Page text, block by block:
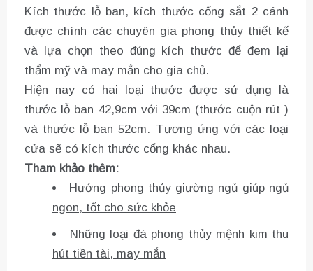
Kích thước lỗ ban, kích thước cổng sắt 2 cánh
được chính các chuyên gia phong thủy thiết kế
và lựa chọn theo đúng kích thước để đem lại
thẩm mỹ và may mắn cho gia chủ.
Hiện nay có hai loại thước được sử dụng là
thước lỗ ban 42,9cm với 39cm (thước cuộn rút )
và thước lỗ ban 52cm. Tương ứng với các loại
cửa sẽ có kích thước cổng khác nhau.
Tham khảo thêm:
Hướng phong thủy giường ngủ giúp ngủ
ngon, tốt cho sức khỏe
Những loại đá phong thủy mệnh kim thu
hút tiền tài, may mắn